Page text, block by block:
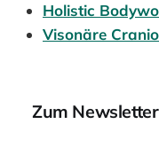
Holistic
Visonäre
Zum